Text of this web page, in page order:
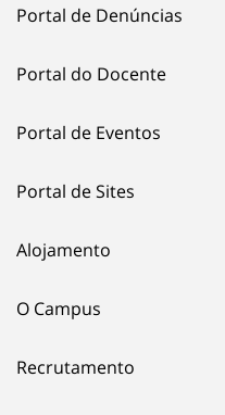
Portal de Denúncias
Portal do Docente
Portal de Eventos
Portal de Sites
Alojamento
O Campus
Recrutamento